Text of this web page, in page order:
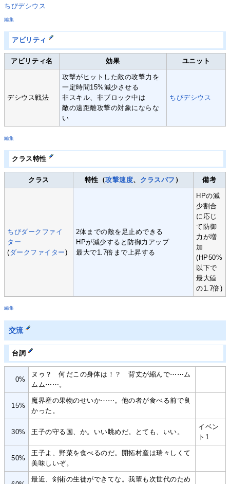
ちびデシウス
編集
アビリティ
アビリティ名 効果 ユニット
デシウス戦法
攻撃がヒットした敵の攻撃力を
一定時間15%減少させる
非スキル、非ブロック中は
敵の遠距離攻撃の対象にならな
い
ちびデシウス
編集
クラス特性
クラス 特性（攻撃速度、 クラスバフ ） 備考
ちびダークファイ
ター
(ダークファイター)
2体までの敵を足止めできる
HPが減少すると防御力アップ
最大で1.7倍まで上昇する
HPの減
少割合
に応じ
て防御
力が増
加
(HP50%
以下で
最大値
の1.7倍)
編集
交流
台詞
0%
ヌゥ？ 何だこの身体は！？ 背丈が縮んで⋯⋯ム
ムム⋯⋯。
15%
魔界産の果物のせいか⋯⋯。他の者が食べる前で良
かった。
30% 王子の守る国、か。いい眺めだ。とても、いい。
イベン
ト1
50%
王子よ、野菜を食べるのだ。開拓村産は瑞々しくて
美味しいぞ。
最近、剣術の生徒ができてな。我輩も次世代のため